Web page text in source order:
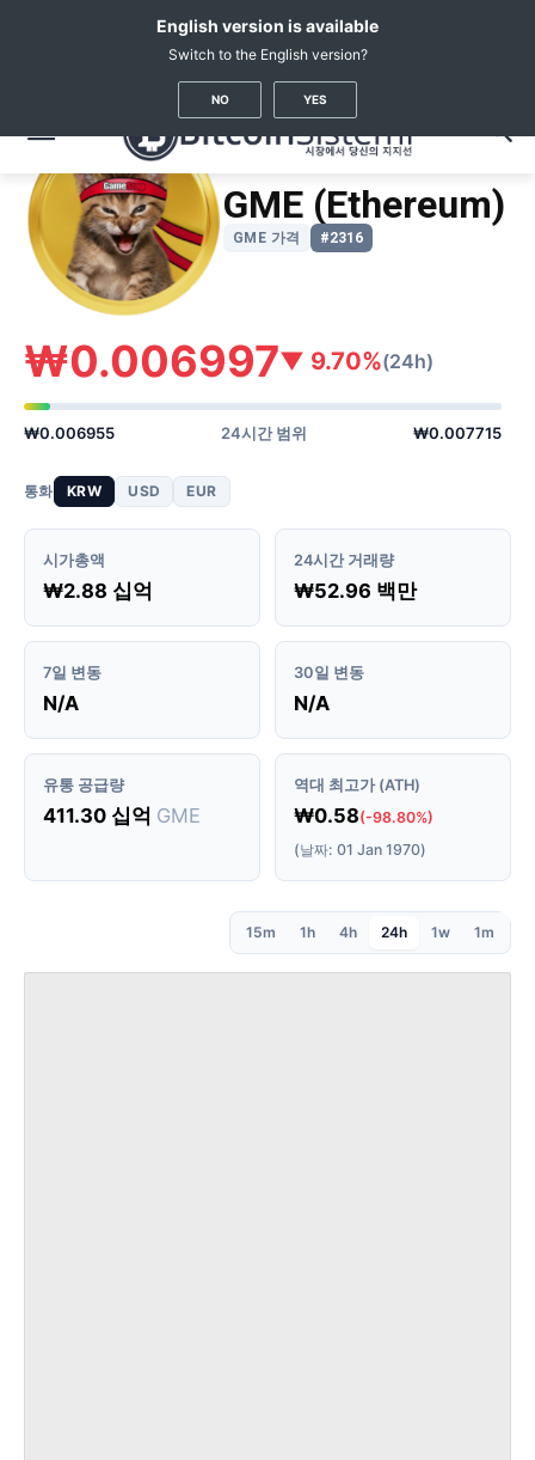
가상화폐 시세 GME (Ethereum)
GME (Ethereum)
GME 가격 #2316
₩0.006997▼ 9.70%(24h)
₩0.006955 24시간 범위 ₩0.007715
통화 KRW USD EUR
시가총액
₩2.88 십억
24시간 거래량
₩52.96 백만
7일 변동
N/A
30일 변동
N/A
유통 공급량
411.30 십억 GME
역대 최고가 (ATH)
₩0.58(-98.80%)
(날짜: 01 Jan 1970)
15m 1h 4h 24h 1w 1m
English version is available
Switch to the English version?
NO YES